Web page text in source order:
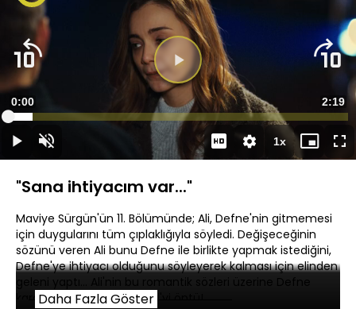
DuraklatSesi
Aç
Süre
0:00
Süre
2:19
Yüklendi:
1xOynatma
Hızı
Mini
oynatıcı
"Sana ihtiyacım var..."
Maviye Sürgün'ün 11. Bölümünde; Ali, Defne'nin gitmemesi
için duygularını tüm çıplaklığıyla söyledi. Değişeceğinin
sözünü veren Ali bunu Defne ile birlikte yapmak istediğini,
Defne'ye ihtiyacı olduğunu söyleyerek kalması için elinden
geleni yaptı... Ali'nin bu romantik sözleri üzerine Defne
kararını verebilmesi için Ali'yi öptü!
Daha Fazla Göster